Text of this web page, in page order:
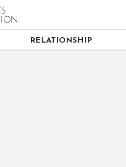
RELATIONSHIP